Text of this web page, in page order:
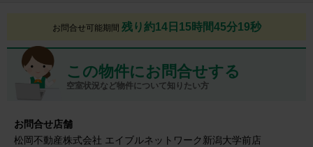
お問合せ可能期間 残り約14日15時間45分18秒
この物件にお問合せする
空室状況など物件について知りたい方
お問合せ店舗
松岡不動産株式会社 エイブルネットワーク新潟大学前店